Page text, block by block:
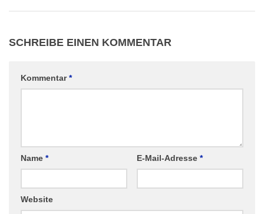
SCHREIBE EINEN KOMMENTAR
Kommentar*
Name * E-Mail-Adresse *
Website